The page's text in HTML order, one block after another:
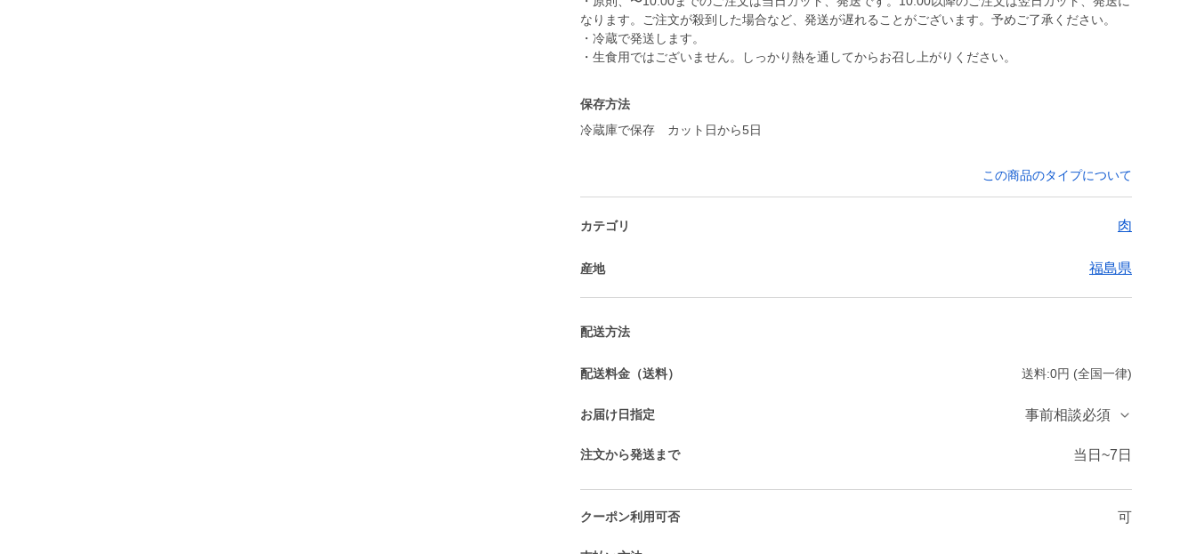
なります。ご注文が殺到した場合など、発送が遅れることがございます。予めご了承ください。
・冷蔵で発送します。
・生食用ではございません。しっかり熱を通してからお召し上がりください。
保存方法
冷蔵庫で保存 カット日から5日
この商品のタイプについて
カテゴリ 肉
産地 福島県
配送方法
配送料金（送料） 送料:0円 (全国一律)
お届け日指定 事前相談必須
注文から発送まで 当日~7日
クーポン利用可否 可